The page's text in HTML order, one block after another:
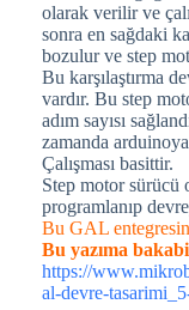
olarak verilir ve
sonra en sağdaki
bozulur ve step
Bu karşılaştırma
vardır. Bu step
adım sayısı
zamanda
Çalışması basittir.
Step motor sürücü
programlanıp
Bu GAL
Bu yazıma
https://
al-devre-